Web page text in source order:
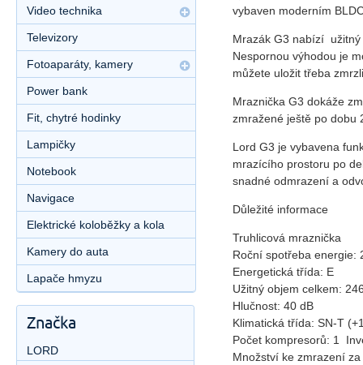
vybaven moderním
Mrazák G3 nabízí
Nespornou výhodou je
můžete uložit třeba
Mraznička G3 dokáže
zmražené ještě po dobu
Lord G3 je vybavena
mrazícího prostoru po
snadné odmrazení a
Důležité informace
Truhlicová mraznička
Roční spotřeba energie:
Energetická třída: E
Užitný objem celkem:
Hlučnost: 40 dB
Klimatická třída: SN-T
Počet kompresorů: 1
Množství ke zmrazení
Video technika
Televizory
Fotoaparáty, kamery
Power bank
Fit, chytré hodinky
Lampičky
Notebook
Navigace
Elektrické koloběžky a kola
Kamery do auta
Lapače hmyzu
Značka
LORD